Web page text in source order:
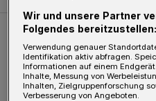
Weitere Bilderstrecken
Sommer in der Elberfelder
Wir und unsere Partner
Folgendes bereitzustellen:
Verwendung genauer
Identifikation aktiv abfragen.
Informationen auf einem
Inhalte, Messung von
Inhalten, Zielgruppenforschung
Verbesserung von Angeboten.